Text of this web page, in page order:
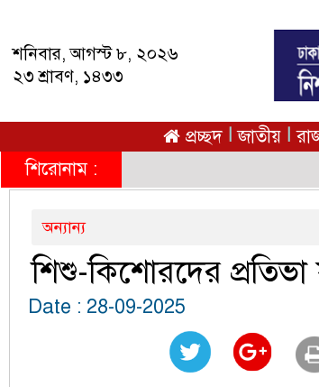
শনিবার, আগস্ট ৮, ২০২৬
২৩ শ্রাবণ, ১৪৩৩
প্রচ্ছদ জাতীয়
শিরোনাম :
অন্যান্য
শিশু-কিশোরদের
Date : 28-09-2025